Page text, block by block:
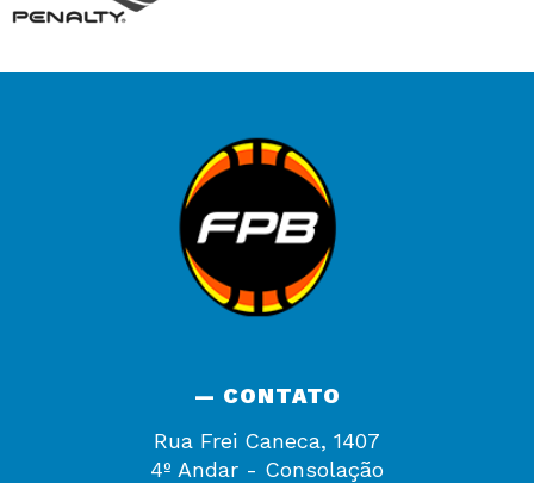
— CONTATO
Rua Frei Caneca, 1407
4º Andar - Consolação